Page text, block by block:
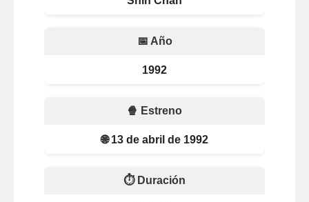
📅 Año
1992
🍿 Estreno
🌐 13 de abril de 1992
⏱️ Duración